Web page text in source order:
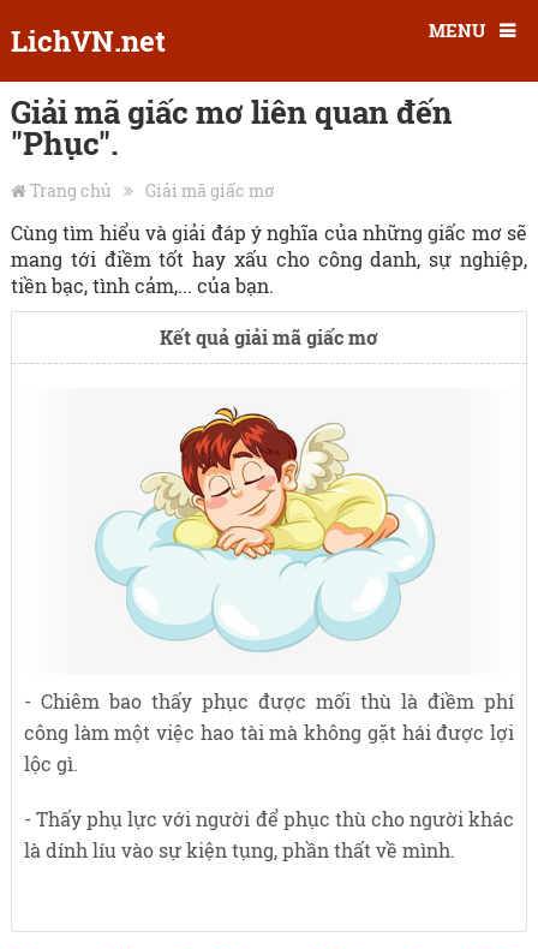
LichVN.net MENU
Giải mã giấc mơ liên quan đến
"Phục".
Trang chủ Giải mã giấc mơ
Cùng tìm hiểu và giải đáp ý nghĩa của những giấc mơ sẽ
mang tới điềm tốt hay xấu cho công danh, sự nghiệp,
tiền bạc, tình cảm,... của bạn.
Kết quả giải mã giấc mơ
- Chiêm bao thấy phục được mối thù là điềm phí
công làm một việc hao tài mà không gặt hái được lợi
lộc gì.
- Thấy phụ lực với người để phục thù cho người khác
là dính líu vào sự kiện tụng, phần thất về mình.